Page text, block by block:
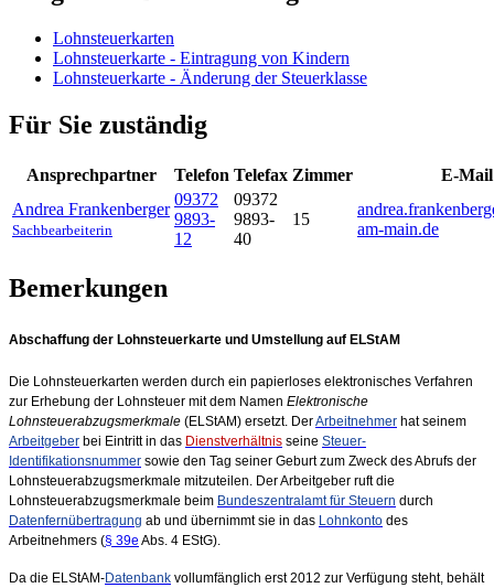
Lohnsteuerkarten
Lohnsteuerkarte - Eintragung von Kindern
Lohnsteuerkarte - Änderung der Steuerklasse
Für Sie zuständig
Ansprechpartner Telefon Telefax Zimmer
E-Mail
Andrea Frankenberger
Sachbearbeiterin
09372
9893-
12
09372
9893-
40
15
am-main.de
Bemerkungen
Abschaffung der Lohnsteuerkarte und Umstellung auf ELStAM
Die Lohnsteuerkarten werden durch ein papierloses elektronisches Verfahren
zur Erhebung der Lohnsteuer mit dem Namen Elektronische
Lohnsteuerabzugsmerkmale (ELStAM) ersetzt. DerArbeitnehmer hat seinem
Arbeitgeber bei Eintritt in das Dienstverhältnis seine Steuer-
Identifikationsnummer sowie den Tag seiner Geburt zum Zweck des Abrufs der
Lohnsteuerabzugsmerkmale mitzuteilen. Der Arbeitgeber ruft die
Lohnsteuerabzugsmerkmale beim Bundeszentralamt für Steuern durch
Datenfernübertragung ab und übernimmt sie in das Lohnkonto des
Arbeitnehmers (§ 39e Abs. 4 EStG).
Da die ELStAM-Datenbank vollumfänglich erst 2012 zur Verfügung steht, behält